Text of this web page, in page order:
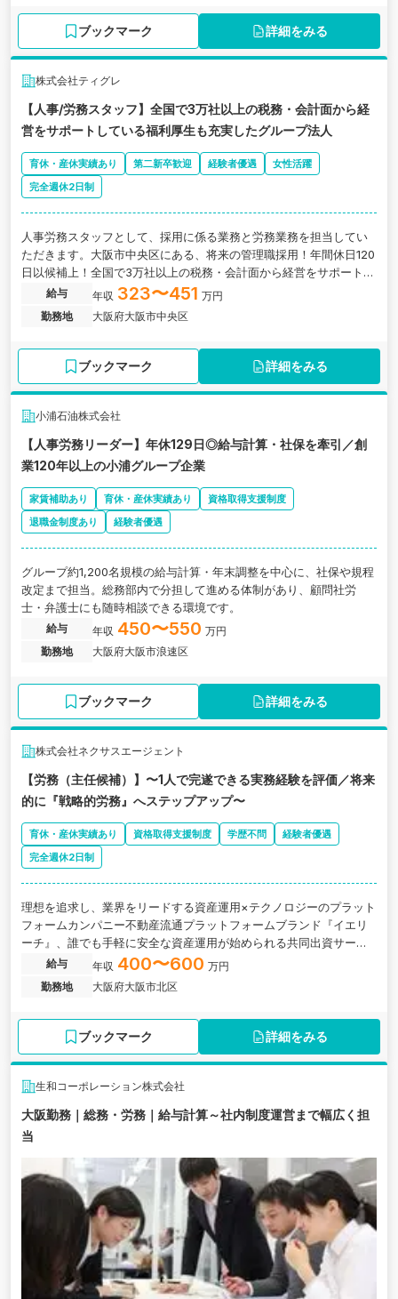
ブックマーク 詳細をみる
株式会社ティグレ
【人事/労務スタッフ】全国で3万社以上の税務・会計面から経
営をサポートしている福利厚生も充実したグループ法人
育休・産休実績あり 第二新卒歓迎 経験者優遇
女性活躍
完全週休2日制
人事労務スタッフとして、採用に係る業務と労務業務を担当してい
ただきます。大阪市中央区にある、将来の管理職採用！年間休日120
日以候補上！全国で3万社以上の税務・会計面から経営をサポートし
ている福利厚生も充実したグループ法人
給与 年収 323〜451 万円
勤務地
大阪府大阪市中央区
ブックマーク 詳細をみる
小浦石油株式会社
【人事労務リーダー】年休129日◎給与計算・社保を牽引／創
業120年以上の小浦グループ企業
家賃補助あり 育休・産休実績あり
資格取得支援制度
退職金制度あり
経験者優遇
グループ約1,200名規模の給与計算・年末調整を中心に、社保や規程
改定まで担当。総務部内で分担して進める体制があり、顧問社労
士・弁護士にも随時相談できる環境です。
給与 年収 450〜550 万円
勤務地
大阪府大阪市浪速区
ブックマーク 詳細をみる
株式会社ネクサスエージェント
【労務（主任候補）】〜1人で完遂できる実務経験を評価／将来
的に『戦略的労務』へステップアップ〜
育休・産休実績あり 資格取得支援制度 学歴不問
経験者優遇
完全週休2日制
理想を追求し、業界をリードする資産運用×テクノロジーのプラット
フォームカンパニー不動産流通プラットフォームブランド『イエリ
ーチ』、誰でも手軽に安全な資産運用が始められる共同出資サービ
ス『みんなの年金』。 私たちは不動産を中心にした金融資産の流通
における「透明性」・「即時性」そしてその2つが担保されることに
よる「流動性」を生み出すプラットフォームへ。 業界にとってより
行います。
給与 年収 400〜600 万円
勤務地
大阪府大阪市北区
ブックマーク 詳細をみる
生和コーポレーション株式会社
大阪勤務｜総務・労務｜給与計算～社内制度運営まで幅広く担
当